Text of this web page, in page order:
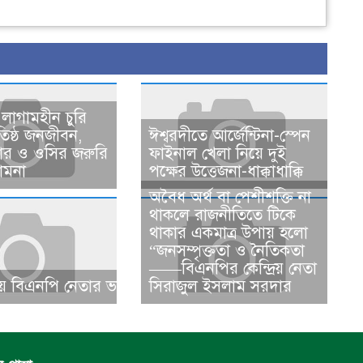
চুরি
জনজীবন,
ও ওসির জরুরি
ঈশ্বরদীতে আর্জেন্টিনা-স্পেন
ফাইনাল খেলা নিয়ে দুই
পক্ষের উত্তেজনা-ধাক্কাধাক্কি
বিএনপি নেতার ভাতিজাকে ছাত্রলীগের সাধারণ সম্পাদক
​​অবৈধ অর্থ বা পেশীশক্তি না
থাকলে রাজনীতিতে টিকে
থাকার একমাত্র উপায় হলো
“জনসম্পৃক্ততা ও নৈতিকতা
——বিএনপির কেন্দ্রিয় নেতা
সিরাজুল ইসলাম সরদার